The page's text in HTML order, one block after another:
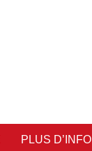
PLUS D’INFO